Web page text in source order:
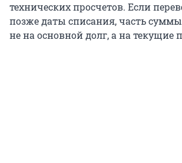
технических просчетов. Если
позже даты списания, часть
не на основной долг, а на текущие